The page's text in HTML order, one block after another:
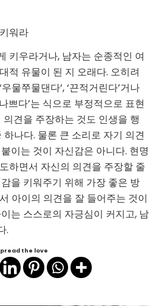
워라
키우라거나, 남자는 순종적인 여
적 유물이 된 지 오래다. 오히려
물쭈물댄다’, ‘끈적거린다’거나
쁘다’는 식으로 부정적으로 표현
견을 주장하는 것도 인생을 행
나다. 물론 큰 소리로 자기 의견
이는 것이 자신감은 아니다. 현명
하면서 자신의 의견을 주장할 줄
을 키워주기 위해 가장 좋은 방
아이의 의견을 잘 들어주는 것이
는 스스로의 자긍심이 커지고, 남
.
the love